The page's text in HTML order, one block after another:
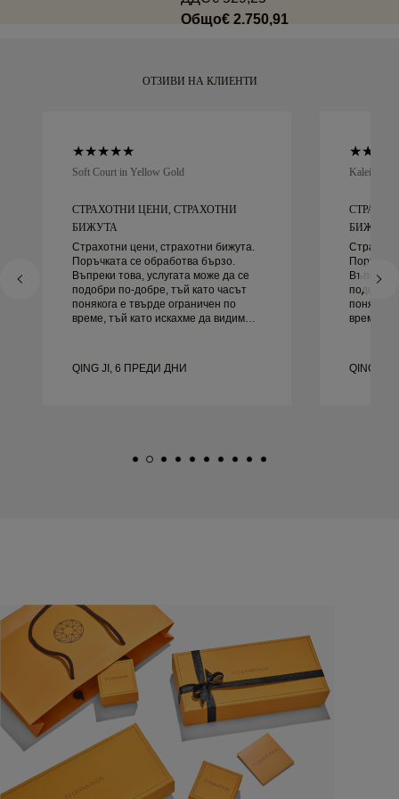
Общо€ 2.750,91
напълно доволни от покупката си, можете да я върнете
или замените в рамките на 30 дни.
ОТЗИВИ НА КЛИЕНТИ
Soft Court in Yellow Gold
СТРАХОТНИ ЦЕНИ, СТРАХОТНИ
БИЖУТА
Страхотни цени, страхотни бижута.
Поръчката се обработва бързо.
Въпреки това, услугата може да се
подобри по-добре, тъй като часът
понякога е твърде ограничен по
време, тъй като искахме да видим
бижута. Жена ми е щастлива.
QING JI, 6 ПРЕДИ ДНИ
Kaleida
БИЖУТА
Въпреки
подобри
време,
бижута.
QING JI,